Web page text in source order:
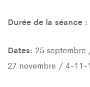
Durée de la séance :
Dates: 25
27 novembre / 4-11-